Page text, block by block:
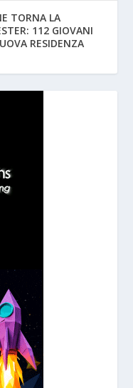
TORNA LA
112 GIOVANI
RESIDENZA